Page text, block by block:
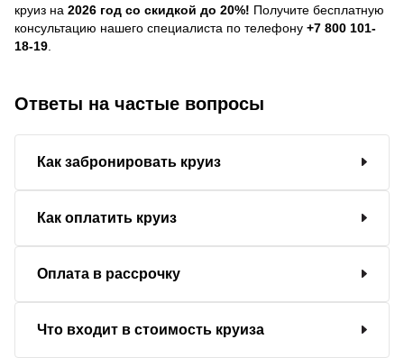
круиз на 2026 год со скидкой до 20%! Получите бесплатную
консультацию нашего специалиста по телефону +7 800 101-
18-19
Ответы на частые вопросы
Как забронировать круиз
Как оплатить круиз
Оплата в рассрочку
Что входит в стоимость круиза